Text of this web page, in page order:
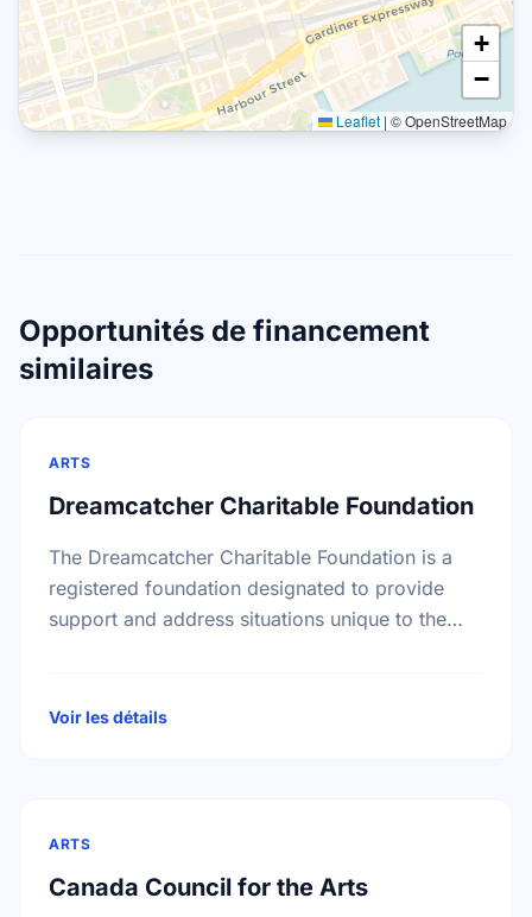
+
−
Leaflet | © OpenStreetMap
Opportunités de financement
similaires
ARTS
Dreamcatcher Charitable Foundation
The Dreamcatcher Charitable Foundation is a
registered foundation designated to provide
support and address situations unique to the
Voir les détails
ARTS
Canada Council for the Arts